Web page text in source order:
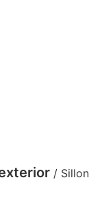
/ Sillon